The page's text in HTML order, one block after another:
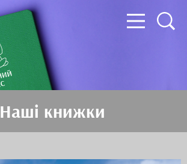
Наші книжки